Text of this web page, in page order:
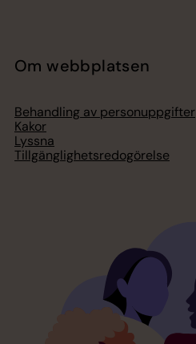
Om webbplatsen
Behandling av personuppgifter
Kakor
Lyssna
Tillgänglighetsredogörelse